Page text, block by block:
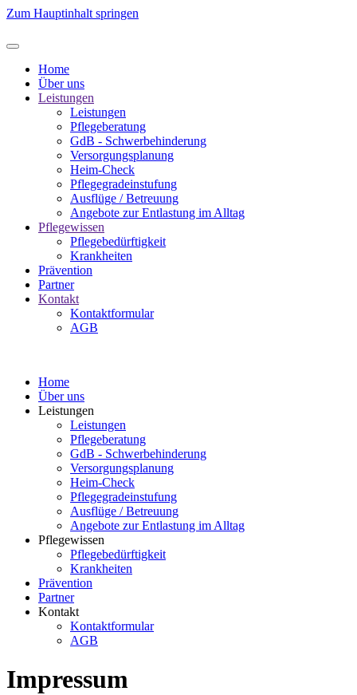
Zum Hauptinhalt springen
Home
Über uns
Leistungen
Leistungen
Pflegeberatung
GdB - Schwerbehinderung
Versorgungsplanung
Heim-Check
Pflegegradeinstufung
Ausflüge / Betreuung
Angebote zur Entlastung im Alltag
Pflegewissen
Pflegebedürftigkeit
Krankheiten
Prävention
Partner
Kontakt
Kontaktformular
AGB
Home
Über uns
Leistungen
Leistungen
Pflegeberatung
GdB - Schwerbehinderung
Versorgungsplanung
Heim-Check
Pflegegradeinstufung
Ausflüge / Betreuung
Angebote zur Entlastung im Alltag
Pflegewissen
Pflegebedürftigkeit
Krankheiten
Prävention
Partner
Kontakt
Kontaktformular
AGB
Impressum